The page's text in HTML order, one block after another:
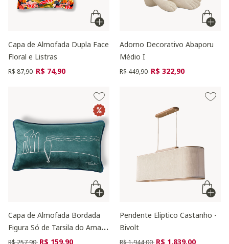
Capa de Almofada Dupla Face
Floral e Listras
Preço reduzido de
R$ 87,90 para
R$ 74,90
Adorno Decorativo Abaporu
Médio I
Preço reduzido de
R$ 449,90 para
R$ 322,90
Capa de Almofada Bordada
Figura Só de Tarsila do Amaral
Verde
Preço reduzido de
R$ 257,90 para
R$ 159,90
Pendente Eliptico Castanho -
Bivolt
Preço reduzido de
R$ 1.944,00 para
R$ 1.839,00